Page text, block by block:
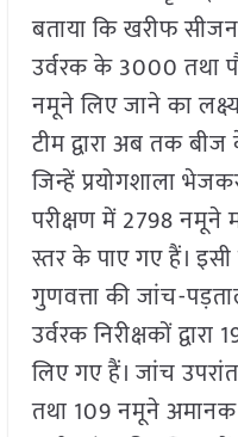
बताया कि खरीफ
उर्वरक के 3000 तथा
नमूने लिए जाने का
टीम द्वारा अब तक
जिन्हें प्रयोगशाला
परीक्षण में 2798
स्तर के पाए गए हैं। इसी
गुणवत्ता की जांच-
उर्वरक निरीक्षकों
लिए गए हैं। जांच
तथा 109 नमूने